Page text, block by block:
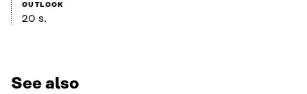
OUTLOOK
20 s.
See also